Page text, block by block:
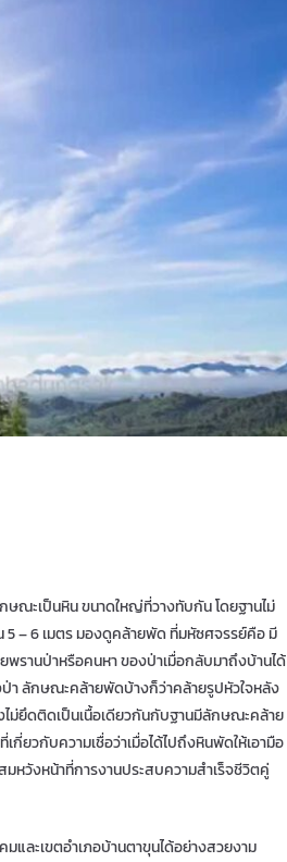
ณะเป็นหิน ขนาดใหญ่ที่วางทับกัน โดยฐานไม่
– 6 เมตร มองดูคล้ายพัด ที่มหัซศจรรย์คือ มี
รานป่าหรือคนหา ของป่าเมื่อกลับมาถึงบ้านได้
า ลักษณะคล้ายพัดบ้างก็ว่าคล้ายรูปหัวใจหลัง
ม่ยึดติดเป็นเนื้อเดียวกันกับฐานมีลักษณะคล้าย
กี่ยวกับความเชื่อว่าเมื่อได้ไปถึงหินพัดให้เอามือ
หวังหน้าที่การงานประสบความสำเร็จชีวิตคู่
ละเขตอำเภอบ้านตาขุนได้อย่างสวยงาม